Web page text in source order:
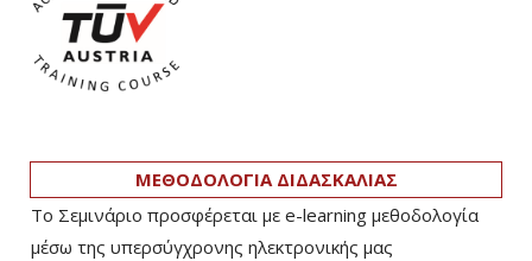
ΜΕΘΟΔΟΛΟΓΙΑ ΔΙΔΑΣΚΑΛΙΑΣ
Το Σεμινάριο προσφέρεται με e-learning μεθοδολογία
μέσω της υπερσύγχρονης ηλεκτρονικής μας